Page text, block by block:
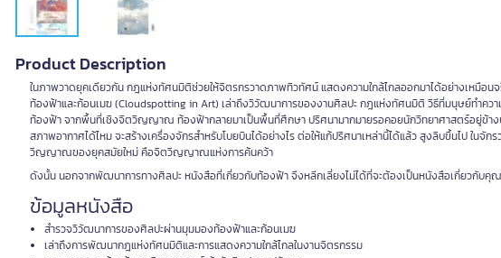
Product Description
ในภาพวาดยุคเดียวกัน กฎแห่งทัศนมิติช่วยให้จิตรกรวาดภาพทิวทัศน์ แสดงความใกล้ไกลออกมาได้อย่างเหมือ
ท้องฟ้าและก้อนเมฆ (Cloudspotting in Art) เล่าถึงวิวัฒนาการของงานศิลปะ กฎแห่งทัศนมิติ วิธีที่มนุษย์ทำความ
ท้องฟ้า จากพื้นที่เชิงจิตวิญญาณ ท้องฟ้ากลายมาเป็นพื้นที่ศึกษา ปริศนามากมายรอคอยนักวิทยาศาสตร์อยู่ข้าง
สภาพอากาศได้ไหม จะสร้างเครื่องจักรสำหรับโบยบินได้อย่างไร ต่อให้แก้ปริศนาเหล่านี้ได้แล้ว สูงลิบขึ้นไป
วิญญาณของยุคสมัยใหม่ คือจิตวิญญาณแห่งการค้นคว้า
ดังนั้น นอกจากพัฒนาการทางศิลปะ หนังสือที่เกี่ยวกับท้องฟ้า จึงหลีกเลี่ยงไม่ได้ที่จะต้องเป็นหนังสือเกี่ยวกับคุ
ข้อมูลหนังสือ
สำรวจวิวัฒนาการของศิลปะผ่านมุมมองท้องฟ้าและก้อนเมฆ
เล่าถึงการพัฒนากฎแห่งทัศนมิติและการแสดงความใกล้ไกลในงานจิตรกรรม